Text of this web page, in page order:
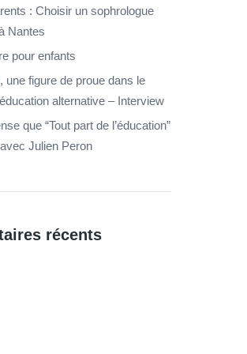
: Choisir un sophrologue
Nantes
pour enfants
une figure de proue dans le
alternative – Interview
que “Tout part de l’éducation”
Julien Peron
récents